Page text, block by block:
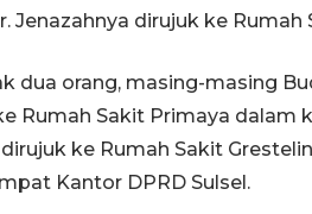
Jenazahnya dirujuk ke Rumah
dua orang, masing-masing
Rumah Sakit Primaya dalam
ke Rumah Sakit
Kantor DPRD Sulsel.